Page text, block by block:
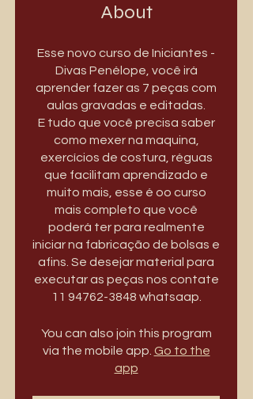
About
Esse novo curso de Iniciantes -
Divas Penélope, você irá
aprender fazer as 7 peças com
aulas gravadas e editadas.
E tudo que você precisa saber
como mexer na maquina,
exercícios de costura, réguas
que facilitam aprendizado e
muito mais, esse é oo curso
mais completo que você
poderá ter para realmente
iniciar na fabricação de bolsas e
afins. Se desejar material para
executar as peças nos contate
11 94762-3848 whatsaap.
You can also join this program
via the mobile app. Go to the
app